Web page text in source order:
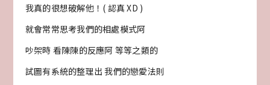
我真的很想破解他！( 認真 XD )
就會常常思考我們的相處模式阿
吵架時 看陳陳的反應阿 等等之類的
試圖有系統的整理出 我們的戀愛法則